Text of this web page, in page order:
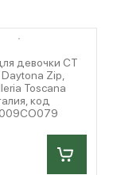
девочки CT
Zip,
Toscana
код